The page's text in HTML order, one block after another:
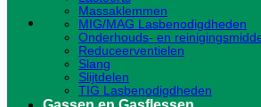
Massaklemmen
MIG/MAG Lasbenodigdheden
Onderhouds- en
Reduceerventielen
Slang
Slijtdelen
TIG Lasbenodigdheden